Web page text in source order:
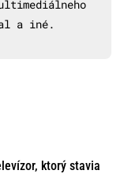
a iné.
ktorý stavia